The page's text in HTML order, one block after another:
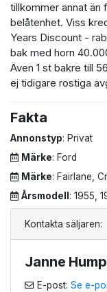
Kontakta säljaren:
Janne
E-post: Se e-
tillkommer annat än
belåtenhet. Viss
Years Discount -
bak med horn
Även 1 st bakre till
ej tidigare rostiga
Fakta
Annonstyp: Privat
Märke: Ford
Märke: Fairlane,
Årsmodell : 1955,